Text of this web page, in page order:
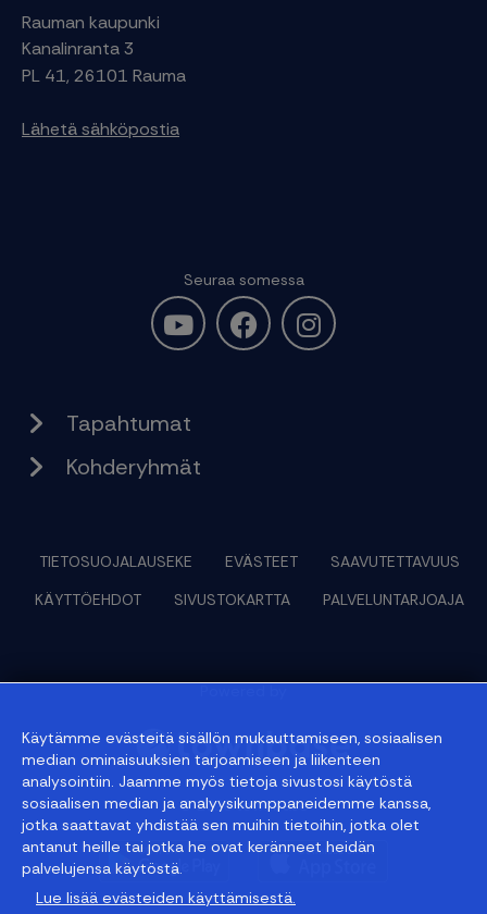
Rauman kaupunki
Kanalinranta 3
PL 41, 26101 Rauma
Lähetä sähköpostia
Seuraa somessa
Tapahtumat
Kohderyhmät
TIETOSUOJALAUSEKE EVÄSTEET
SAAVUTETTAVUUS
KÄYTTÖEHDOT
SIVUSTOKARTTA PALVELUNTARJOAJA
© 2026 townbase
Käytämme evästeitä sisällön mukauttamiseen, sosiaalisen
median ominaisuuksien tarjoamiseen ja liikenteen
analysointiin. Jaamme myös tietoja sivustosi käytöstä
sosiaalisen median ja analyysikumppaneidemme kanssa,
jotka saattavat yhdistää sen muihin tietoihin, jotka olet
antanut heille tai jotka he ovat keränneet heidän
palvelujensa käytöstä.
Lue lisää evästeiden käyttämisestä.